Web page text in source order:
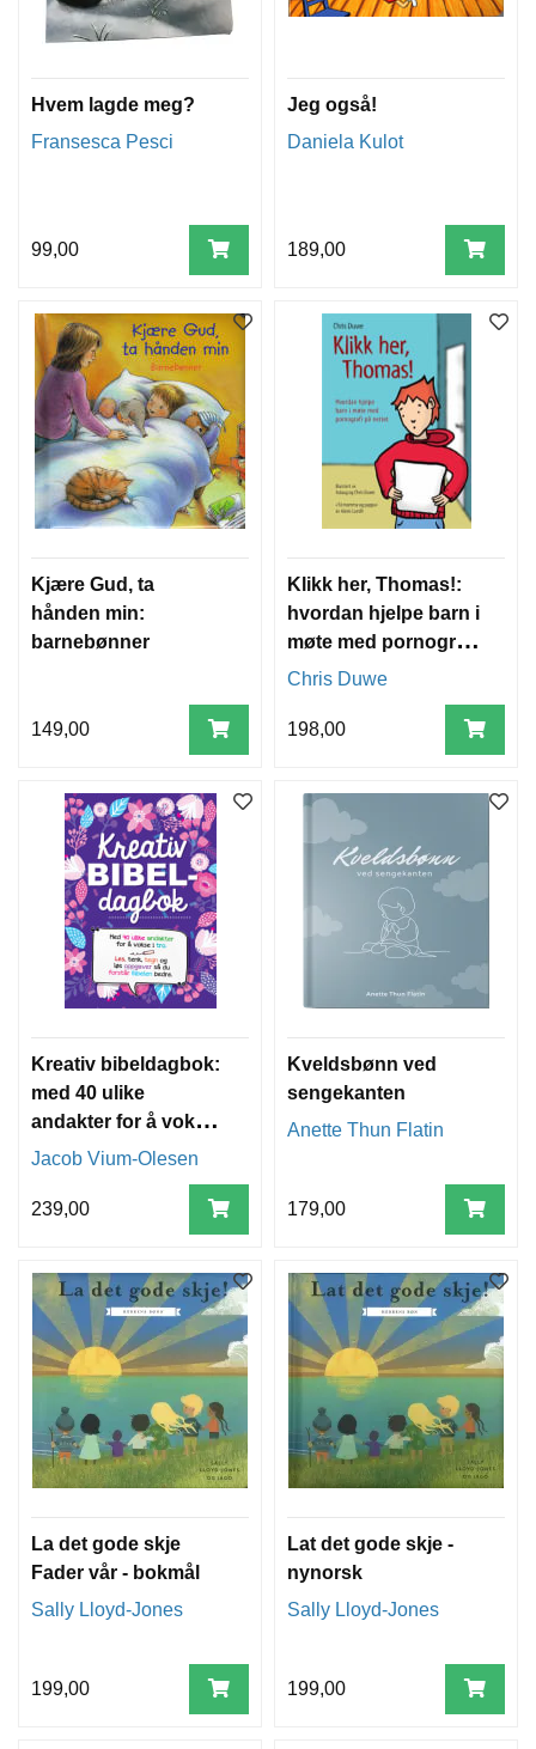
Hvem lagde meg?
Fransesca Pesci
99,00
Jeg også!
Daniela Kulot
189,00
Kjære Gud, ta
hånden min:
barnebønner
149,00
Klikk her, Thomas!:
hvordan hjelpe barn i
møte med pornografi
på nettet
Chris Duwe
198,00
Kreativ bibeldagbok:
med 40 ulike
andakter for å vokse
i tro
Jacob Vium-Olesen
239,00
Kveldsbønn ved
sengekanten
Anette Thun Flatin
179,00
La det gode skje
Fader vår - bokmål
Sally Lloyd-Jones
199,00
Lat det gode skje -
nynorsk
Sally Lloyd-Jones
199,00